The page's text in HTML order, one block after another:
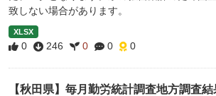
致しない場合があります。
XLSX
0 246 0 0 0
【秋田県】毎月勤労統計調査地方調査結